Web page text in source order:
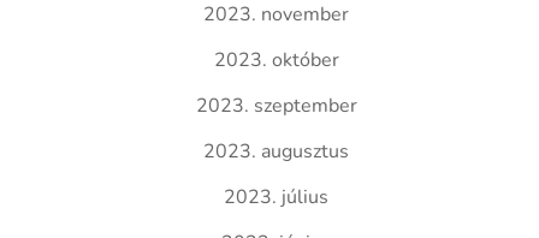
2023. november
2023. október
2023. szeptember
2023. augusztus
2023. július